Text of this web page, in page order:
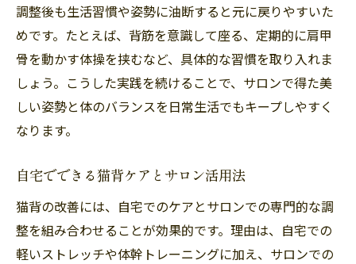
調整後も生活習慣や姿勢に油断すると元に戻りやすいた
めです。たとえば、背筋を意識して座る、定期的に肩甲
骨を動かす体操を挟むなど、具体的な習慣を取り入れま
しょう。こうした実践を続けることで、サロンで得た美
しい姿勢と体のバランスを日常生活でもキープしやすく
なります。
自宅でできる猫背ケアとサロン活用法
猫背の改善には、自宅でのケアとサロンでの専門的な調
整を組み合わせることが効果的です。理由は、自宅での
軽いストレッチや体幹トレーニングに加え、サロンでの